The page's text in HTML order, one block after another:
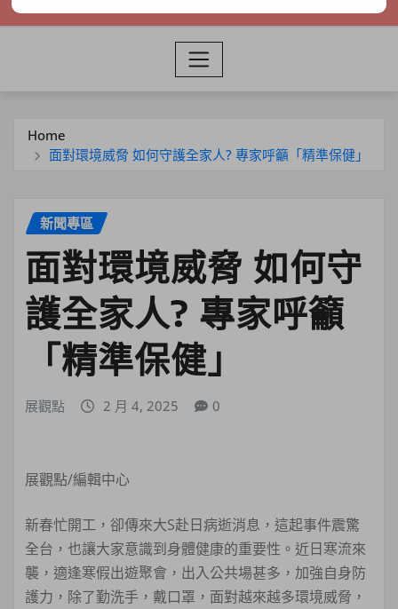
Home
面對環境威脅 如何守護全家人? 專家呼籲「精準保健」
新聞專區
面對環境威脅 如何守
護全家人? 專家呼籲
「精準保健」
展觀點 2 月 4, 2025 0
展觀點/編輯中心
新春忙開工，卻傳來大S赴日病逝消息，這起事件震驚
全台，也讓大家意識到身體健康的重要性。近日寒流來
襲，適逢寒假出遊聚會，出入公共場甚多，加強自身防
護力，除了勤洗手，戴口罩，面對越來越多環境威脅，